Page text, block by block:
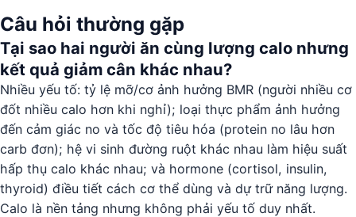
Câu hỏi thường gặp
Tại sao hai người ăn cùng lượng calo nhưng
kết quả giảm cân khác nhau?
Nhiều yếu tố: tỷ lệ mỡ/cơ ảnh hưởng BMR (người nhiều cơ
đốt nhiều calo hơn khi nghỉ); loại thực phẩm ảnh hưởng
đến cảm giác no và tốc độ tiêu hóa (protein no lâu hơn
carb đơn); hệ vi sinh đường ruột khác nhau làm hiệu suất
hấp thụ calo khác nhau; và hormone (cortisol, insulin,
thyroid) điều tiết cách cơ thể dùng và dự trữ năng lượng.
Calo là nền tảng nhưng không phải yếu tố duy nhất.